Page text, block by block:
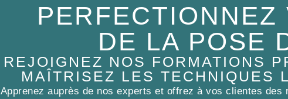
PERFECTIONNEZ
DE LA POSE
REJOIGNEZ NOS FORMATIONS
MAÎTRISEZ LES TECHNIQUES
Apprenez auprès de nos experts et offrez à vos clientes